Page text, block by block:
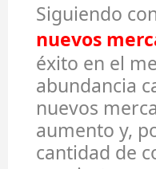
Siguiendo
nuevos
éxito en el
abundancia
nuevos
aumento y,
cantidad de